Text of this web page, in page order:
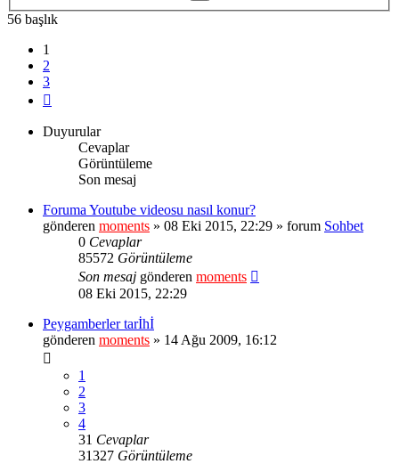
56 başlık
1
2
3
Duyurular
Cevaplar
Görüntüleme
Son mesaj
Foruma Youtube videosu nasıl konur?
gönderen moments » 08 Eki 2015, 22:29 » forum Sohbet
0 Cevaplar
85572 Görüntüleme
Son mesaj gönderen moments
08 Eki 2015, 22:29
Peygamberler tarİhİ
gönderen moments » 14 Ağu 2009, 16:12
1
2
3
4
31 Cevaplar
31327 Görüntüleme